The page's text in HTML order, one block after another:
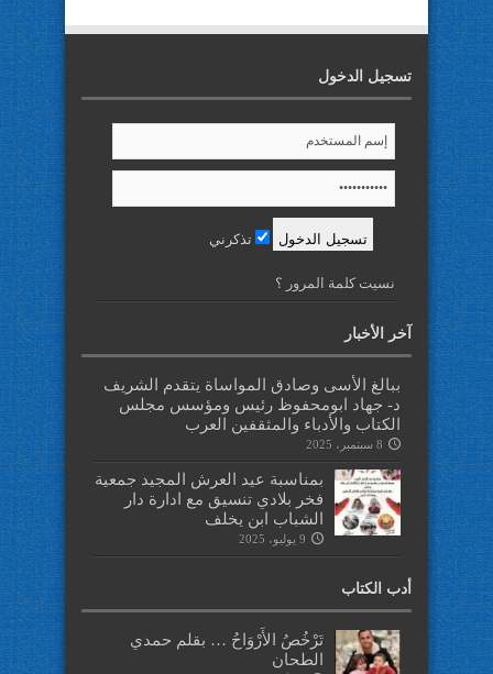
تسجيل الدخول
تذكرني
نسيت كلمة المرور ؟
آخر الأخبار
ببالغ الأسى وصادق المواساة يتقدم الشريف
د- جهاد ابومحفوظ رئيس ومؤسس مجلس
الكتاب والأدباء والمثقفين العرب
8 سبتمبر، 2025
بمناسبة عيد العرش المجيد جمعية
فخر بلادي تنسيق مع ادارة دار
الشباب ابن يخلف
9 يوليو، 2025
أدب الكتاب
تَرْخُصُ الأَرْوَاحُ … بقلم حمدي
الطحان